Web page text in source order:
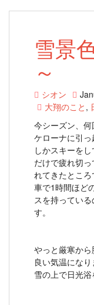
雪景
～
シオン
大翔のこと ,
今シーズン、何
ケローナに引
しかスキーを
だけで疲れ切
れてきたところ
車で1時間ほど
スを持ってい
す。
やっと厳寒か
良い気温になり
雪の上で日光